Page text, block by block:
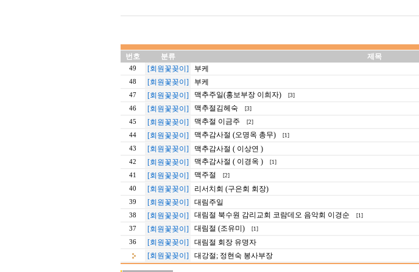
번호 분류 제목
49 [회원꽃꽂이] 부케
48
[회원꽃꽂이] 부케
47
[회원꽃꽂이] 맥추주일(홍보부장 이희자) [3]
46
[회원꽃꽂이] 맥추절김헤숙 [3]
45
[회원꽃꽂이] 맥추절 이금주 [2]
44
[회원꽃꽂이] 맥추감사절 (오명옥 총무) [1]
43
[회원꽃꽂이] 맥추감사절 ( 이상연 )
42
[회원꽃꽂이] 맥추감사절 ( 이경옥 ) [1]
41
[회원꽃꽂이] 맥주절 [2]
40
[회원꽃꽂이] 리서치회 (구은회 회장)
39
[회원꽃꽂이] 대림주일
38
[회원꽃꽂이] 대림절 북수원 감리교회 코람데오 음악회 이경순 [1]
37
[회원꽃꽂이] 대림절 (조유미) [1]
36
[회원꽃꽂이] 대림절 회장 유명자
[회원꽃꽂이] 대강절; 정현숙 봉사부장